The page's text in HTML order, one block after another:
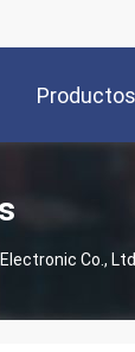
Productos
Co.,